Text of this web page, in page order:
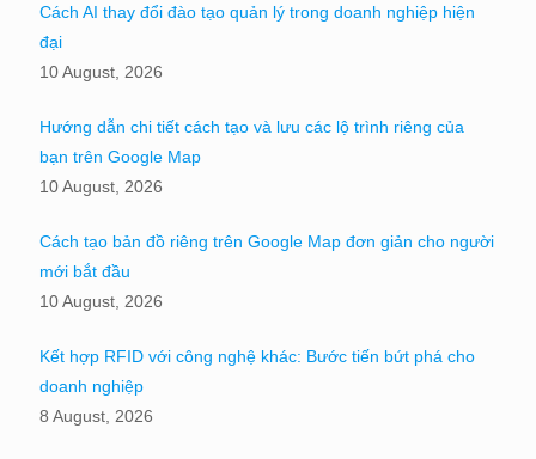
Cách AI thay đổi đào tạo quản lý trong doanh nghiệp hiện
đại
10 August, 2026
Hướng dẫn chi tiết cách tạo và lưu các lộ trình riêng của
bạn trên Google Map
10 August, 2026
Cách tạo bản đồ riêng trên Google Map đơn giản cho người
mới bắt đầu
10 August, 2026
Kết hợp RFID với công nghệ khác: Bước tiến bứt phá cho
doanh nghiệp
8 August, 2026